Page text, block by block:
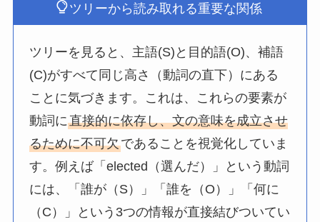
ツリーから読み取れる重要な関係
ツリーを見ると、主語(S)と目的語(O)、補語
(C)がすべて同じ高さ（動詞の直下）にある
ことに気づきます。これは、これらの要素が
動詞に直接的に依存し、文の意味を成立させ
るために不可欠であることを視覚化していま
す。例えば「elected（選んだ）」という動詞
には、「誰が（S）」「誰を（O）」「何に
（C）」という3つの情報が直接結びついてい